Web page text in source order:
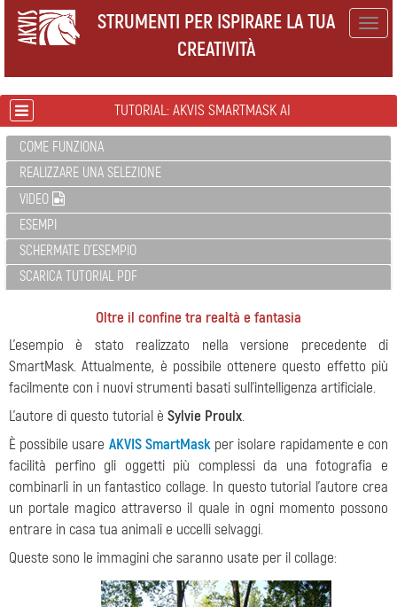
STRUMENTI PER ISPIRARE LA TUA
CREATIVITÀ
TUTORIAL: AKVIS SMARTMASK AI
COME FUNZIONA
REALIZZARE UNA SELEZIONE
VIDEO
ESEMPI
SCHERMATE D'ESEMPIO
SCARICA TUTORIAL PDF
Oltre il confine tra realtà e fantasia
L'esempio è stato realizzato nella versione precedente di
SmartMask. Attualmente, è possibile ottenere questo effetto più
facilmente con i nuovi strumenti basati sull'intelligenza artificiale.
L’autore di questo tutorial è Sylvie Proulx.
È possibile usare AKVIS SmartMaskper isolare rapidamente e con
facilità perfino gli oggetti più complessi da una fotografia e
combinarli in un fantastico collage. In questo tutorial l’autore crea
un portale magico attraverso il quale in ogni momento possono
entrare in casa tua animali e uccelli selvaggi.
Queste sono le immagini che saranno usate per il collage: